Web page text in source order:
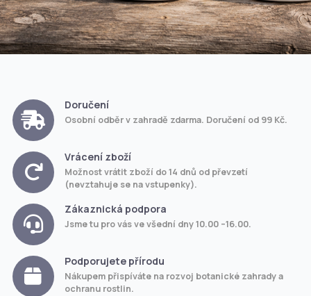
Doručení
Osobní odběr v zahradě zdarma. Doručení od 99 Kč.
Vrácení zboží
Možnost vrátit zboží do 14 dnů od převzetí
(nevztahuje se na vstupenky).
Zákaznická podpora
Jsme tu pro vás ve všední dny 10.00 –16.00.
Podporujete přírodu
Nákupem přispíváte na rozvoj botanické zahrady a
ochranu rostlin.